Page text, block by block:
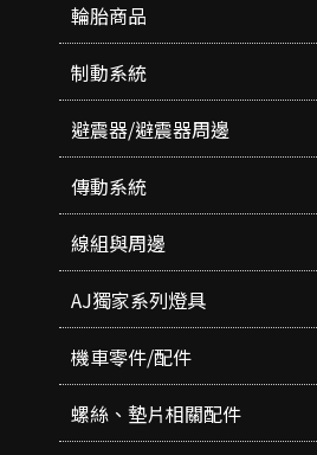
輪胎商品
制動系統
避震器/避震器周邊
傳動系統
線組與周邊
AJ獨家系列燈具
機車零件/配件
螺絲、墊片相關配件